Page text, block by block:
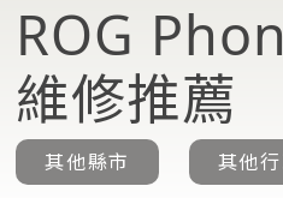
ROG
維修推薦
其他縣市 其他